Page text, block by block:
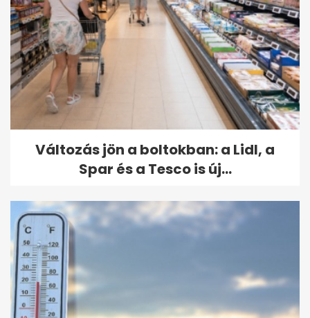
Változás jön a boltokban: a Lidl, a
Spar és a Tesco is új...